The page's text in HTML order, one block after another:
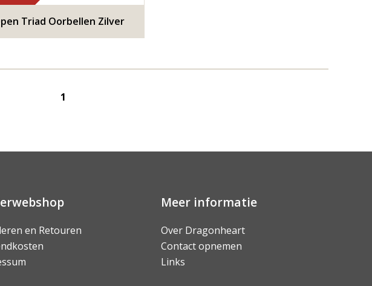
Triad Oorbellen Zilver
1
en Retouren
Meer informatie
Over Dragonheart
Contact opnemen
Links